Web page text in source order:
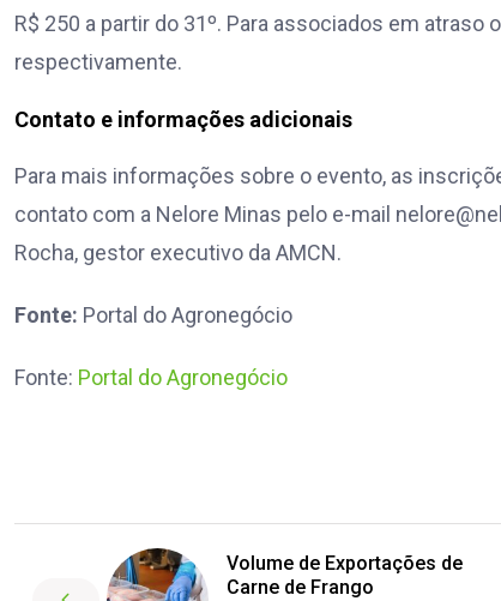
R$ 250 a partir do 31º. Para associados em atraso
respectivamente.
Contato e informações adicionais
Para mais informações sobre o evento, as
contato com a Nelore Minas pelo e-mail
Rocha, gestor executivo da AMCN.
Fonte: Portal do Agronegócio
Fonte: Portal do Agronegócio
Volume de Exportações de
Carne de Frango